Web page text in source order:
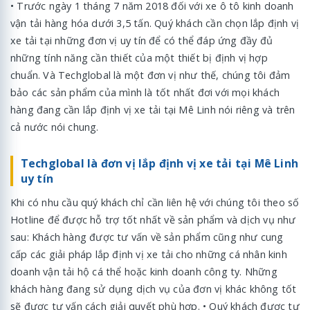
• Trước ngày 1 tháng 7 năm 2018 đối với xe ô tô kinh doanh
vận tải hàng hóa dưới 3,5 tấn. Quý khách cần chọn lắp định vị
xe tải tại những đơn vị uy tín để có thể đáp ứng đầy đủ
những tính năng cần thiết của một thiết bị định vị hợp
chuẩn. Và Techglobal là một đơn vị như thế, chúng tôi đảm
bảo các sản phẩm của mình là tốt nhất đơi với mọi khách
hàng đang cần lắp định vị xe tải tại Mê Linh nói riêng và trên
cả nước nói chung.
Techglobal là đơn vị lắp định vị xe tải tại Mê Linh
uy tín
Khi có nhu cầu quý khách chỉ cần liên hệ với chúng tôi theo số
Hotline để được hỗ trợ tốt nhất về sản phẩm và dịch vụ như
sau: Khách hàng được tư vấn về sản phẩm cũng như cung
cấp các giải pháp lắp định vị xe tải cho những cá nhân kinh
doanh vận tải hộ cá thể hoặc kinh doanh công ty. Những
khách hàng đang sử dụng dịch vụ của đơn vị khác không tốt
sẽ được tư vấn cách giải quyết phù hợp. • Quý khách được tư